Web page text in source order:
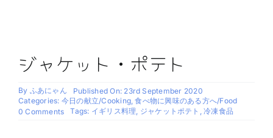
ジャケット・ポテト
By ふあにゃん
Published On: 23rd September 2020
Categories: 今日の献立/Cooking,食べ物に興味のある方へ/Food
0 CommentsonTags: イギリス料理, ジャケットポテト ,冷凍食品